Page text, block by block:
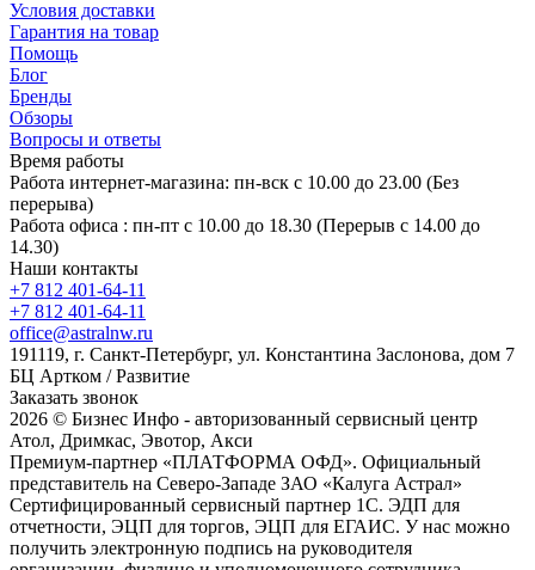
Условия доставки
Гарантия на товар
Помощь
Блог
Бренды
Обзоры
Вопросы и ответы
Время работы
Работа интернет-магазина: пн-вск с 10.00 до 23.00 (Без
перерыва)
Работа офиса : пн-пт с 10.00 до 18.30 (Перерыв с 14.00 до
14.30)
Наши контакты
+7 812 401-64-11
+7 812 401-64-11
office@astralnw.ru
191119, г. Санкт-Петербург, ул. Константина Заслонова, дом 7
БЦ Артком / Развитие
Заказать звонок
2026 © Бизнес Инфо - авторизованный сервисный центр
Атол, Дримкас, Эвотор, Акси
Премиум-партнер «ПЛАТФОРМА ОФД». Официальный
представитель на Северо-Западе ЗАО «Калуга Астрал»
Сертифицированный сервисный партнер 1C. ЭДП для
отчетности, ЭЦП для торгов, ЭЦП для ЕГАИС. У нас можно
получить электронную подпись на руководителя